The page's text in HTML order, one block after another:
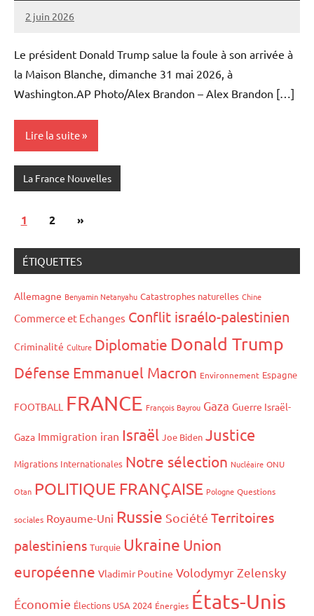
2 juin 2026
Admins
Le président Donald Trump salue la foule à son arrivée à
la Maison Blanche, dimanche 31 mai 2026, à
Washington.AP Photo/Alex Brandon – Alex Brandon […]
Lire la suite
La France Nouvelles
Pagination
publications
1 2
Articles
»
ÉTIQUETTES
Allemagne Benyamin Netanyahu Catastrophes naturelles Chine
Commerce et Echanges Conflit israélo-palestinien
Criminalité Culture Diplomatie Donald Trump
Défense Emmanuel Macron Environnement Espagne
FOOTBALL FRANCE François Bayrou Gaza Guerre Israël-
Gaza Immigration iran Israël Joe Biden Justice
Migrations Internationales Notre sélection Nucléaire ONU
Otan POLITIQUE FRANÇAISE Pologne Questions
sociales Royaume-Uni Russie Société Territoires
palestiniens Turquie Ukraine Union
européenne Vladimir Poutine Volodymyr Zelensky
Économie Élections USA 2024 Énergies États-Unis